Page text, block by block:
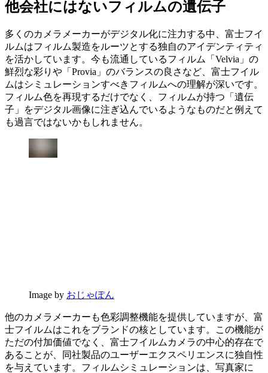
他会社にはないフィルムの遺伝子
多くのカメラメーカーがデジタル化に注力する中、富士フイ
ルムはフィルム製造をルーツとする独自のアイデンティティ
を活かしています。今も流通しているフィルム「Velvia」の
鮮烈な彩りや「Provia」のバランスの良さなど、富士フイル
ムはシミュレーションすべきフィルムへの理解が深いです。
フィルム色を再現するだけでなく、フィルムが持つ「遺伝
子」をデジタル画像に注ぎ込んでいるようなものだと例えて
も過言ではないかもしれません。
Image by おじゃぽん
他のカメラメーカーも色彩調整機能を提供していますが、富
士フイルムはこれをブランドの核としています。この機能が
ただの付加価値でなく、富士フイルムカメラの中心的存在で
あることが、同社製品のユーザーエクスペリエンスに独自性
を与えています。フィルムシミュレーションは、写真家に